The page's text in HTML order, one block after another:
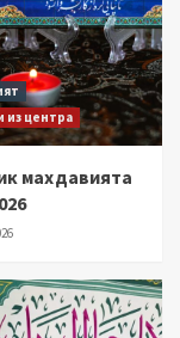
из центра
махдавията